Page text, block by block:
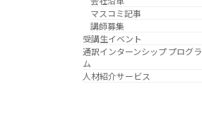
マスコミ記事
講師募集
受講生イベント
通訳インターンシップ プログラ
ム
人材紹介サービス